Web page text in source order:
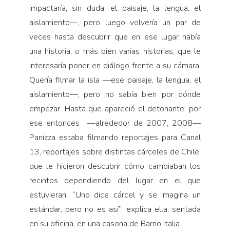
impactaría, sin duda: el paisaje, la lengua, el
aislamiento—, pero luego volvería un par de
veces hasta descubrir que en ese lugar había
una historia, o más bien varias historias, que le
interesaría poner en diálogo frente a su cámara.
Quería filmar la isla —ese paisaje, la lengua, el
aislamiento—, pero no sabía bien por dónde
empezar. Hasta que apareció el detonante: por
ese entonces —alrededor de 2007, 2008—
Panizza estaba filmando reportajes para Canal
13, reportajes sobre distintas cárceles de Chile,
que le hicieron descubrir cómo cambiaban los
recintos dependiendo del lugar en el que
estuvieran: “Uno dice cárcel y se imagina un
estándar, pero no es así”, explica ella, sentada
en su oficina, en una casona de Barrio Italia.